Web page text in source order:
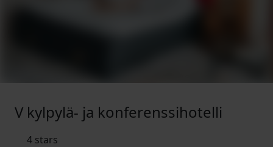
V kylpylä- ja konferenssihotelli
4 stars